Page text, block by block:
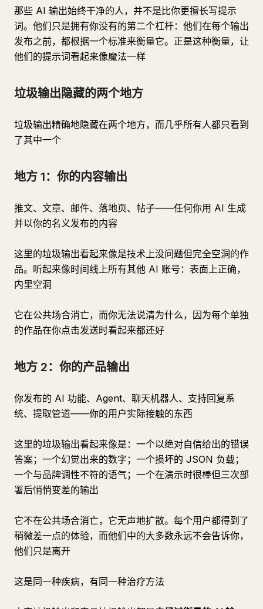
那些 AI 输出始终干净的人，并不是比你更擅长写提示
词。他们只是拥有你没有的第二个杠杆：他们在每个输出
发布之前，都根据一个标准来衡量它。正是这种衡量，让
他们的提示词看起来像魔法一样
垃圾输出隐藏的两个地方
垃圾输出精确地隐藏在两个地方，而几乎所有人都只看到
了其中一个
地方 1：你的内容输出
推文、文章、邮件、落地页、帖子——任何你用 AI 生成
并以你的名义发布的内容
这里的垃圾输出看起来像是技术上没问题但完全空洞的作
品。听起来像时间线上所有其他 AI 账号：表面上正确，
内里空洞
它在公共场合消亡，而你无法说清为什么，因为每个单独
的作品在你点击发送时看起来都还好
地方 2：你的产品输出
你发布的 AI 功能、Agent、聊天机器人、支持回复系
统、提取管道——你的用户实际接触的东西
这里的垃圾输出看起来像是：一个以绝对自信给出的错误
答案；一个幻觉出来的数字；一个损坏的 JSON 负载；
一个与品牌调性不符的语气；一个在演示时很棒但三次部
署后悄悄变差的输出
它不在公共场合消亡，它无声地扩散。每个用户都得到了
稍微差一点的体验，而他们中的大多数永远不会告诉你，
他们只是离开
这是同一种疾病，有同一种治疗方法